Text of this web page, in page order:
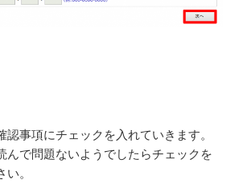
認事項にチェックを入れていきます。
んで問題ないようでしたらチェックを
。